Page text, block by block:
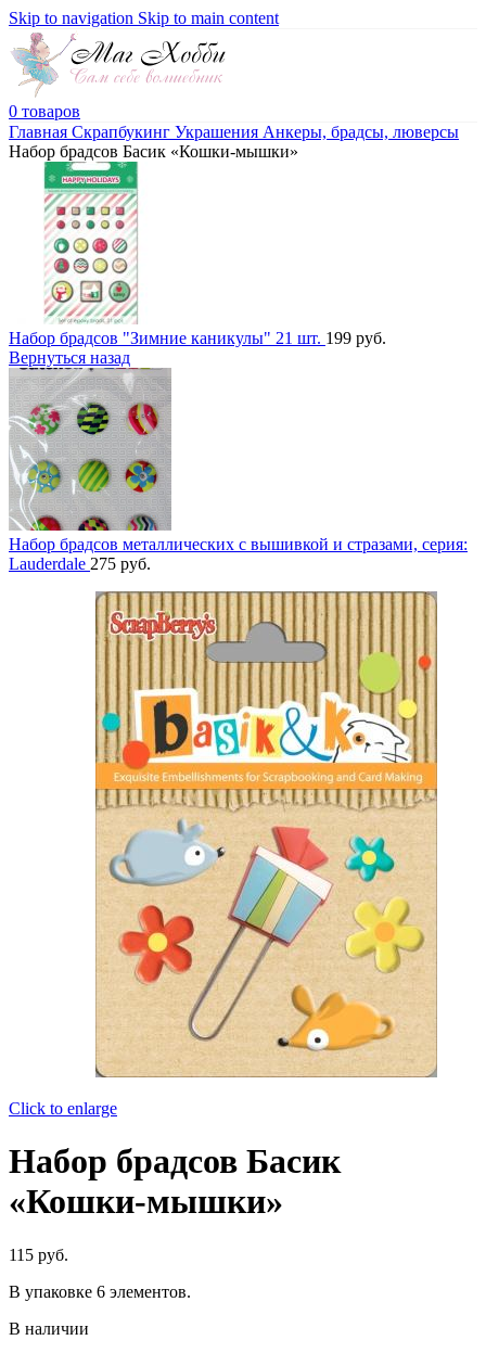
Skip to navigation Skip to main content
0 товаров
Главная Скрапбукинг Украшения Анкеры, брадсы, люверсы
Набор брадсов Басик «Кошки-мышки»
Набор брадсов "Зимние каникулы" 21 шт. 199 руб.
Вернуться назад
Набор брадсов металлических с вышивкой и стразами, серия:
Lauderdale 275 руб.
Click to enlarge
Набор брадсов Басик
«Кошки-мышки»
115 руб.
В упаковке 6 элементов.
В наличии